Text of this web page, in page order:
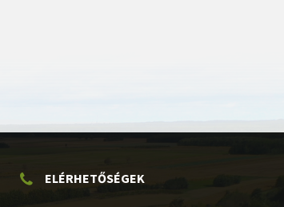
ELÉRHETŐSÉGEK